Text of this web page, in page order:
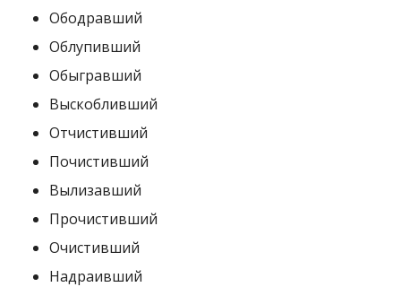
Ободравший
Облупивший
Обыгравший
Выскобливший
Отчистивший
Почистивший
Вылизавший
Прочистивший
Очистивший
Надраивший